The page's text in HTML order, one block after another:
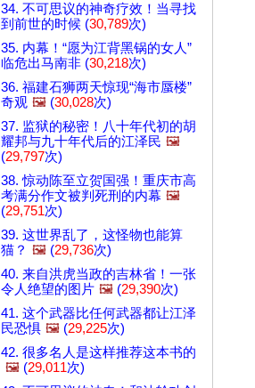
34. 不可思议的神奇疗效！当寻找
到前世的时候 (30,789次)
35. 内幕！“愿为江背黑锅的女人”
临危出马南非 (30,218次)
36. 福建石狮两天惊现“海市蜃楼”
奇观 🖼️ (30,028次)
37. 监狱的秘密！八十年代初的胡
耀邦与九十年代后的江泽民 🖼️
(29,797次)
38. 惊动陈至立贺国强！重庆市高
考满分作文被判死刑的内幕 🖼️
(29,751次)
39. 这世界乱了，这怪物也能算
猫？ 🖼️ (29,736次)
40. 来自洪虎当政的吉林省！一张
令人绝望的图片 🖼️ (29,390次)
41. 这个武器比任何武器都让江泽
民恐惧 🖼️ (29,225次)
42. 很多名人是这样推荐这本书的
🖼️ (29,011次)